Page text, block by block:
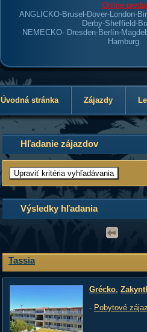
Online predaj
ANGLICKO-Brusel-Dover-London-
Derby-Sheffield-
NEMECKO- Dresden-Berlín-
Hamburg.
Úvodná stránka Zájazdy
Hľadanie zájazdov
Výsledky hľadania
Tassia
Grécko,
- Pobytové